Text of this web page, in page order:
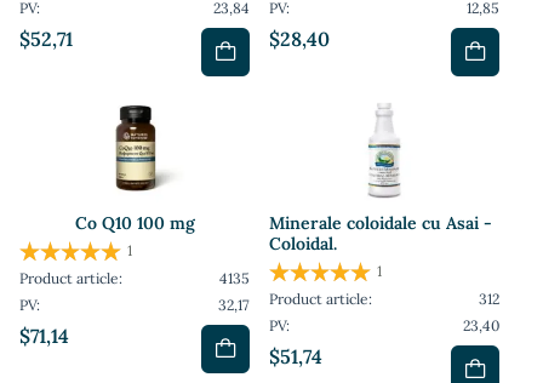
$52,71
PV:
23,84
$28,40
PV:
12,85
Co Q10 100 mg
$71,14
1
Product article:
4135
PV:
32,17
Minerale coloidale cu Asai -
Coloidal.
$51,74
1
Product article:
312
PV:
23,40